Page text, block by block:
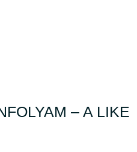
– A LIKE